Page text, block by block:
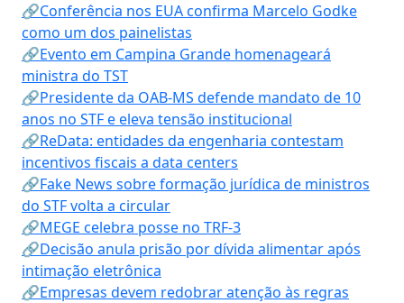
🔗Conferência nos EUA confirma Marcelo Godke
como um dos painelistas
🔗Evento em Campina Grande homenageará
ministra do TST
🔗Presidente da OAB-MS defende mandato de 10
anos no STF e eleva tensão institucional
🔗ReData: entidades da engenharia contestam
incentivos fiscais a data centers
🔗Fake News sobre formação jurídica de ministros
do STF volta a circular
🔗MEGE celebra posse no TRF-3
🔗Decisão anula prisão por dívida alimentar após
intimação eletrônica
🔗Empresas devem redobrar atenção às regras